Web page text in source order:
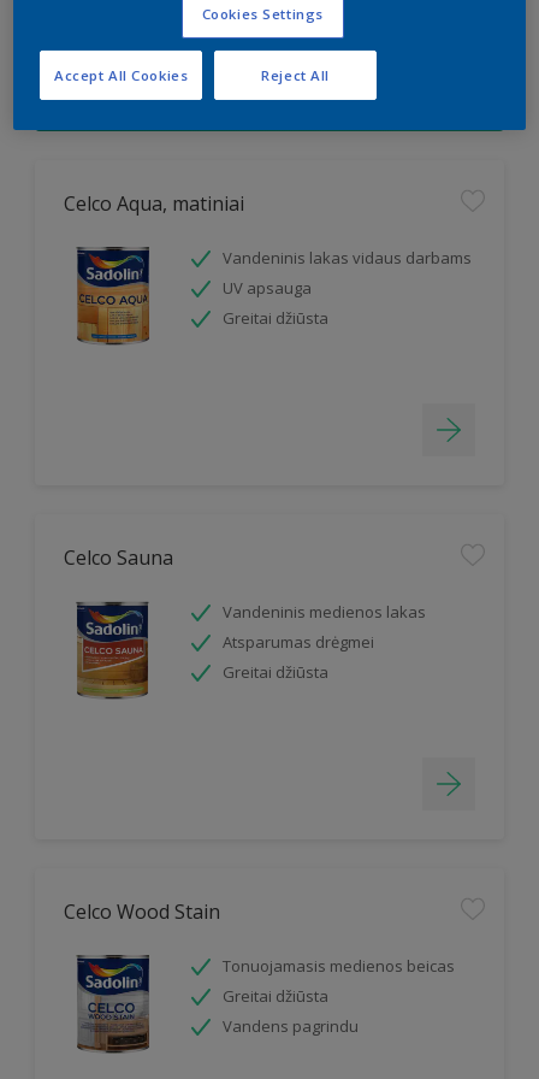
Filter
Celco Aqua, matiniai
Vandeninis lakas vidaus darbams
UV apsauga
Greitai džiūsta
Celco Sauna
Vandeninis medienos lakas
Atsparumas drėgmei
Greitai džiūsta
Celco Wood Stain
Tonuojamasis medienos beicas
Greitai džiūsta
Vandens pagrindu
Cookies Settings
Reject All
Accept All Cookies